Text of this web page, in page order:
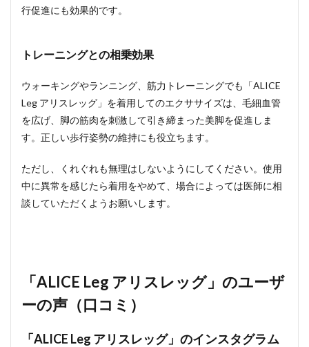
行促進にも効果的です。
トレーニングとの相乗効果
ウォーキングやランニング、筋力トレーニングでも「ALICE
Leg アリスレッグ」を着用してのエクササイズは、毛細血管
を広げ、脚の筋肉を刺激して引き締まった美脚を促進しま
す。正しい歩行姿勢の維持にも役立ちます。
ただし、くれぐれも無理はしないようにしてください。使用
中に異常を感じたら着用をやめて、場合によっては医師に相
談していただくようお願いします。
「ALICE Leg アリスレッグ」のユーザ
ーの声（口コミ）
「ALICE Leg アリスレッグ」のインスタグラム